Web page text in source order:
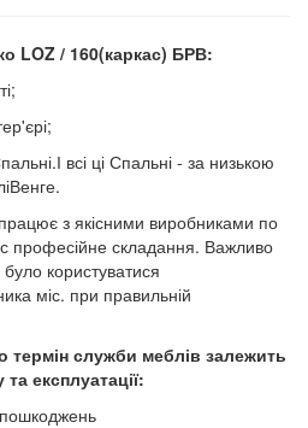
LOZ / 160(каркас) БРВ:
всі ці Спальні - за низькою
з якісними виробниками по
професійне складання. Важливо
користуватися
міс. при правильній
служби меблів залежить
експлуатації: